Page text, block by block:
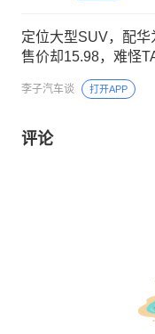
定位大型SUV，配
售价却15.98，难怪
李子汽车谈 打开APP
评论